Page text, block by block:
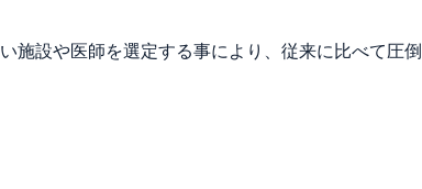
施設や医師を選定する事により、従来に比べて圧倒